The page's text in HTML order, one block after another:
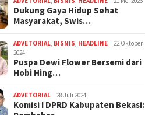
Dukung Gaya Hidup Sehat
Masyarakat, Swis…
ADVETORIAL BISNIS HEADLINE
22 Oktober
2024
Puspa Dewi Flower Bersemi dari
Hobi Hing…
ADVETORIAL 28 Juli 2024
Komisi I DPRD Kabupaten Bekasi: